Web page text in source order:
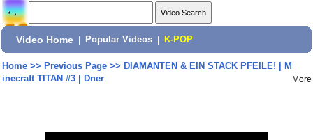
Video Home Popular Videos K-POP
Home>> Previous Page>> DIAMANTEN & EIN STACK PFEILE! | M
inecraft TITAN #3 | Dner
More